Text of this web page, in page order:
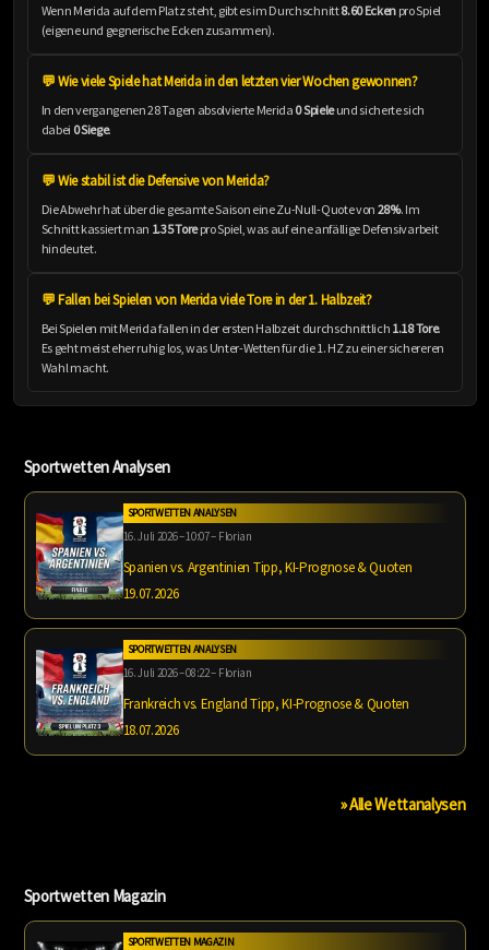
Wenn Merida auf dem Platz steht, gibt es im Durchschnitt8.60 Ecken pro Spiel
(eigene und gegnerische Ecken zusammen).
💬 Wie viele Spiele hat Merida in den letzten vier Wochen gewonnen?
In den vergangenen 28 Tagen absolvierte Merida 0 Spieleund sicherte sich
dabei 0 Siege.
💬 Wie stabil ist die Defensive von Merida?
Die Abwehr hat über die gesamte Saison eine Zu-Null-Quote von 28%. Im
Schnitt kassiert man 1.35 Torepro Spiel, was auf eine anfällige Defensivarbeit
hindeutet.
💬 Fallen bei Spielen von Merida viele Tore in der 1. Halbzeit?
Bei Spielen mit Merida fallen in der ersten Halbzeit durchschnittlich 1.18 Tore.
Es geht meist eher ruhig los, was Unter-Wetten für die 1. HZ zu einer sichereren
Wahl macht.
Sportwetten Analysen
SPORTWETTEN ANALYSEN
16. Juli 2026 – 10:07 – Florian
Spanien vs. Argentinien Tipp, KI-Prognose & Quoten
19.07.2026
SPORTWETTEN ANALYSEN
16. Juli 2026 – 08:22 – Florian
Frankreich vs. England Tipp, KI-Prognose & Quoten
18.07.2026
» Alle Wettanalysen
Sportwetten Magazin
SPORTWETTEN MAGAZIN